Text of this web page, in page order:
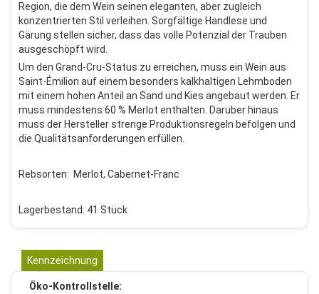
Region, die dem Wein seinen eleganten, aber zugleich
konzentrierten Stil verleihen. Sorgfältige Handlese und
Gärung stellen sicher, dass das volle Potenzial der Trauben
ausgeschöpft wird.
Um den Grand-Cru-Status zu erreichen, muss ein Wein aus
Saint-Émilion auf einem besonders kalkhaltigen Lehmboden
mit einem hohen Anteil an Sand und Kies angebaut werden. Er
muss mindestens 60 % Merlot enthalten. Darüber hinaus
muss der Hersteller strenge Produktionsregeln befolgen und
die Qualitätsanforderungen erfüllen.
Rebsorten: Merlot, Cabernet-Franc
Lagerbestand: 41 Stück
Kennzeichnung
Öko-Kontrollstelle: